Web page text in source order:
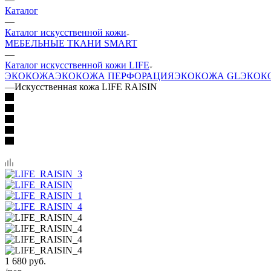
Каталог
—
Каталог искусственной кожи
МЕБЕЛЬНЫЕ ТКАНИ SMART
—
Каталог искусственной кожи LIFE
ЭКОКОЖАЭКОКОЖА ПЕРФОРАЦИЯЭКОКОЖА GL
—Искусственная кожа LIFE RAISIN
1 680 руб.